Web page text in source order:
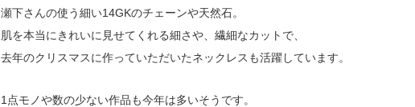
瀬下さんの使う細い14GKのチェーンや天然石。
肌を本当にきれいに見せてくれる細さや、繊細なカットで、
去年のクリスマスに作っていただいたネックレスも活躍しています。
1点モノや数の少ない作品も今年は多いそうです。